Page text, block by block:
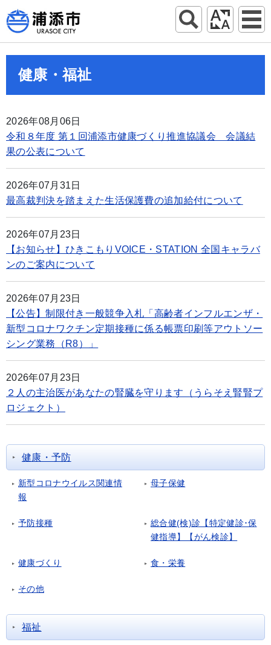
健康・福祉
2026年08月06日
令和８年度 第１回浦添市健康づくり推進協議会 会議結
果の公表について
2026年07月31日
最高裁判決を踏まえた生活保護費の追加給付について
2026年07月23日
【お知らせ】ひきこもりVOICE・STATION 全国キャラバ
ンのご案内について
2026年07月23日
【公告】制限付き一般競争入札「高齢者インフルエンザ・
新型コロナワクチン定期接種に係る帳票印刷等アウトソー
シング業務（R8）」
2026年07月23日
２人の主治医があなたの腎臓を守ります（うらそえ腎腎プ
ロジェクト）
健康・予防
新型コロナウイルス関連情
報
母子保健
予防接種
総合健(検)診【特定健診･保
健指導】【がん検診】
健康づくり 食・栄養
その他
福祉